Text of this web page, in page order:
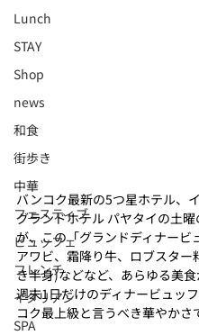
Lunch
STAY
Shop
news
和食
街歩き
中華
フェスティブ
ビュッフェ
フレンチ
イタリアン
SPA
バンコク最新の5つ星ホテル、
グランドホテル パヤタイの土
が、この「グランドディナービ
アワビ、霜降り牛、ロブスター
き半身)などなど、あらゆる美食
週末1日だけのディナービュッ
コク最上級と言うべき華やかさ